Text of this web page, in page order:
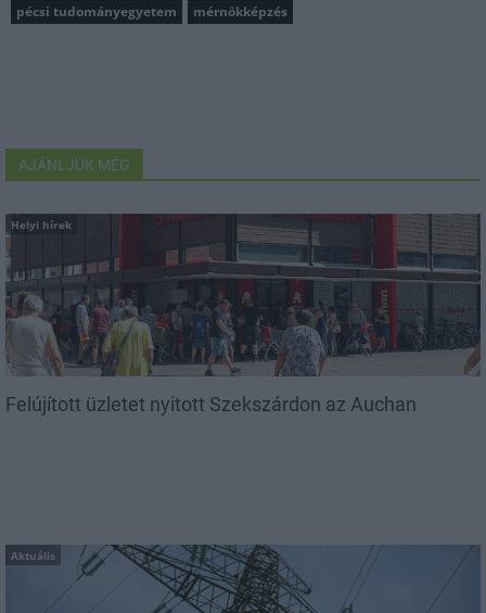
pécsi tudományegyetem
mérnökképzés
AJÁNLJUK MÉG
Helyi hírek
Felújított üzletet nyitott Szekszárdon az Auchan
Aktuális